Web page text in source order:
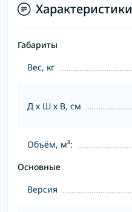
Характеристики
Габариты
Вес, кг
Д х Ш х В, см
Объём, м³:
Основные
Версия